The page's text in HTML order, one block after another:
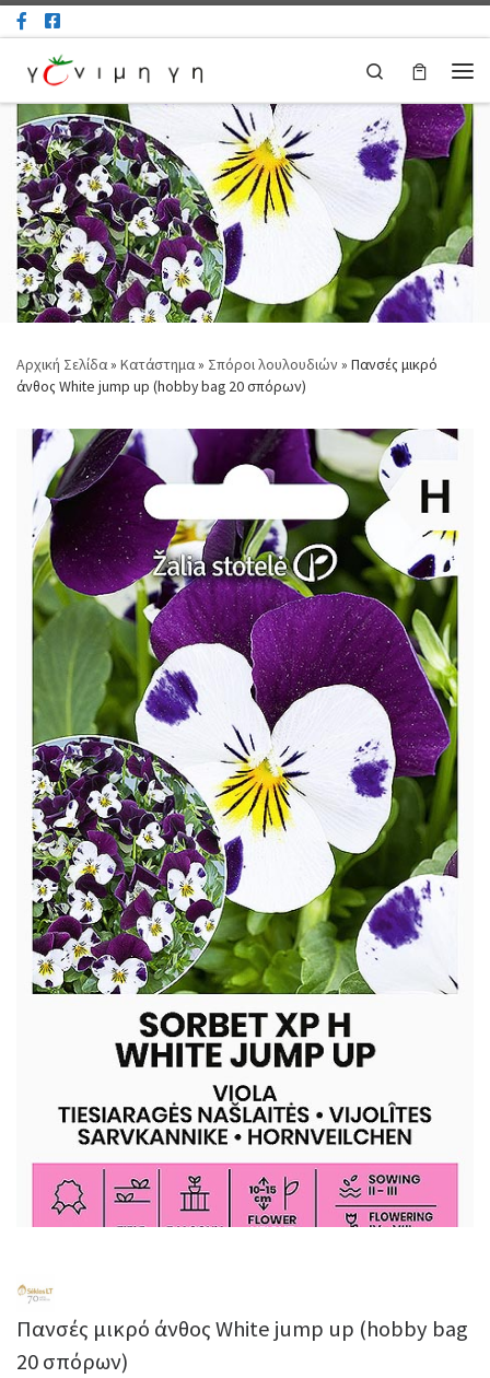
Μετάβαση στο περιεχόμενο
Search
Αρχική Σελίδα» Κατάστημα» Σπόροι λουλουδιών» Πανσές μικρό
άνθος White jump up (hobby bag 20 σπόρων)
Πανσές μικρό άνθος White jump up (hobby bag
20 σπόρων)